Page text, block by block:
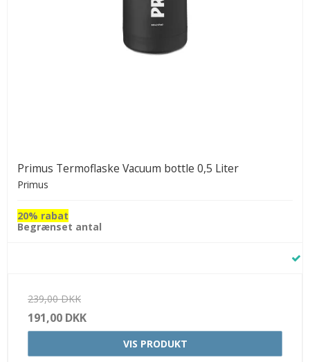
Primus Termoflaske Vacuum bottle 0,5 Liter
Primus
20% rabat
Begrænset antal
239,00 DKK
191,00 DKK
VIS PRODUKT